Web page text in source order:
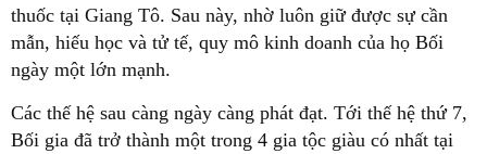
thuốc tại Giang Tô. Sau này, nhờ luôn giữ được sự cần
mẫn, hiếu học và tử tế, quy mô kinh doanh của họ Bối
ngày một lớn mạnh.
Các thế hệ sau càng ngày càng phát đạt. Tới thế hệ thứ 7,
Bối gia đã trở thành một trong 4 gia tộc giàu có nhất tại